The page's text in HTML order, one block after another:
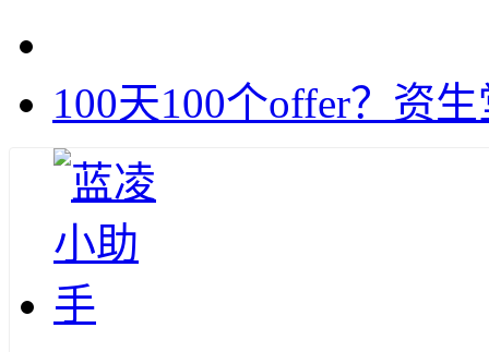
100天100个offer？资